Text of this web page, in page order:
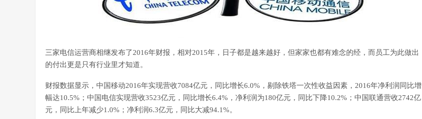
三家电信运营商相继发布了2016年财报，相对2015年，日子都是越来越好，但家家也都有难念的经，而员工为此做出
的付出更是只有行业里才知道。
财报数据显示，中国移动2016年实现营收7084亿元，同比增长6.0%，剔除铁塔一次性收益因素，2016年净利润同比增
幅达10.5%；中国电信实现营收3523亿元，同比增长6.4%，净利润为180亿元，同比下降10.2%；中国联通营收2742亿
元，同比上年减少1.0%；净利润6.3亿元，同比大减94.1%。